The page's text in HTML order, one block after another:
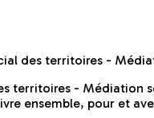
des territoires -
territoires - Médiation
ensemble, pour et